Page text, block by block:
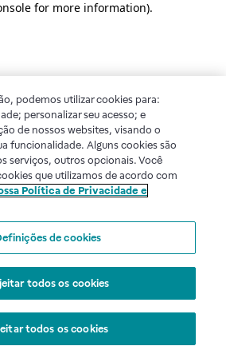
for more information).
podemos utilizar cookies para:
personalizar seu acesso; e
de nossos websites, visando o
funcionalidade. Alguns cookies são
serviços, outros opcionais. Você
que utilizamos de acordo com
Política de Privacidade e
de cookies
todos os cookies
todos os cookies